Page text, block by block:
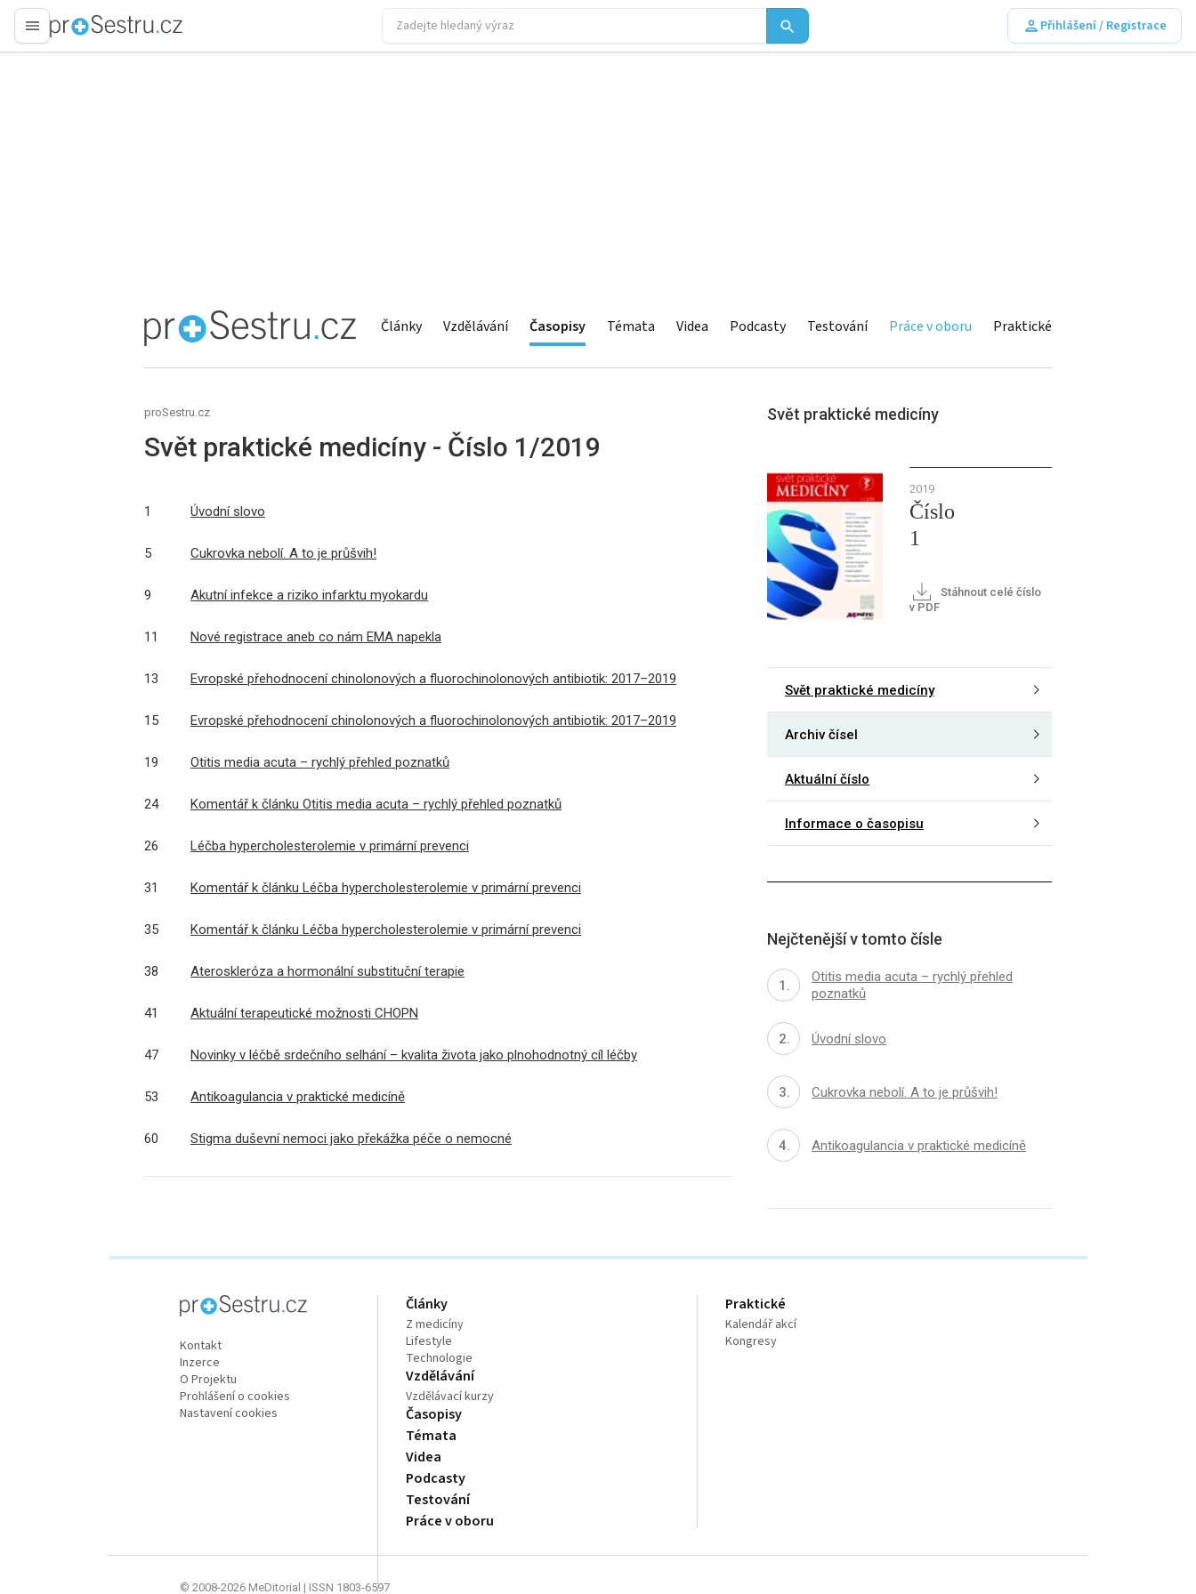
proLékaře.cz
Přihlášení / Registrace
proLékaře.cz Články Vzdělávání Časopisy Témata Videa Podcasty Testování Práce v oboru Praktické
proSestru.cz
Svět praktické medicíny - Číslo 1/2019
1 Úvodní slovo
5 Cukrovka nebolí. A to je průšvih!
9 Akutní infekce a riziko infarktu myokardu
11 Nové registrace aneb co nám EMA napekla
13 Evropské přehodnocení chinolonových a fluorochinolonových antibiotik: 2017–2019
15 Evropské přehodnocení chinolonových a fluorochinolonových antibiotik: 2017–2019
19 Otitis media acuta – rychlý přehled poznatků
24 Komentář k článku Otitis media acuta – rychlý přehled poznatků
26 Léčba hypercholesterolemie v primární prevenci
31 Komentář k článku Léčba hypercholesterolemie v primární prevenci
35 Komentář k článku Léčba hypercholesterolemie v primární prevenci
38 Ateroskleróza a hormonální substituční terapie
41 Aktuální terapeutické možnosti CHOPN
47 Novinky v léčbě srdečního selhání – kvalita života jako plnohodnotný cíl léčby
53 Antikoagulancia v praktické medicíně
60 Stigma duševní nemoci jako překážka péče o nemocné
Svět praktické medicíny
2019
Číslo
1
Stáhnout celé číslo
v PDF
Svět praktické medicíny
Archiv čísel
Aktuální číslo
Informace o časopisu
Nejčtenější v tomto čísle
Otitis media acuta – rychlý přehled
poznatků
Úvodní slovo
Cukrovka nebolí. A to je průšvih!
Antikoagulancia v praktické medicíně
Kontakt
Inzerce
O Projektu
Prohlášení o cookies
Nastavení cookies
Články
Z medicíny
Lifestyle
Technologie
Vzdělávání
Vzdělávací kurzy
Časopisy
Témata
Videa
Podcasty
Testování
Práce v oboru
Praktické
Kalendář akcí
Kongresy
© 2008-2026 MeDitorial | ISSN 1803-6597